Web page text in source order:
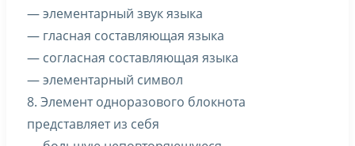
— элементарный звук языка
— гласная составляющая языка
— согласная составляющая языка
— элементарный символ
8. Элемент одноразового блокнота
представляет из себя